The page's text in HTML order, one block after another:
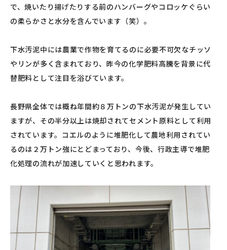
で、焼いたり揚げたりする前のハンバーグやコロッケぐらい
の柔らかさと水分を含んでいます（笑）。
下水汚泥中には農業で作物を育てるのに必要不可欠なチッソ
やリンが多く含まれており、昨今の化学肥料高騰を背景に代
替肥料として注目を浴びています。
長野県全体では概ね年間約８万トンの下水汚泥が発生してい
ますが、その半分以上は焼却されてセメント原料として利用
されています。コエルのように堆肥化して農地利用されてい
るのは２万トン強にとどまっており、今後、行政主導で堆肥
化処理の流れが加速していくと思われます。